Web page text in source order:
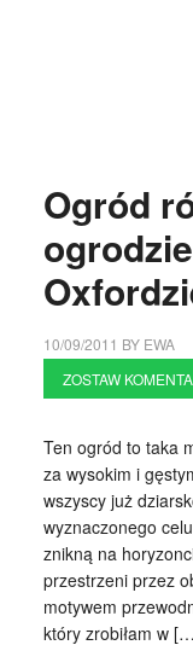
Ogród
10/09/2011 BY EWA
ZOSTAW
Ten ogród to taka
za wysokim i
wszyscy już
wyznaczonego
znikną na
przestrzeni przez
motywem
który zrobiłam w